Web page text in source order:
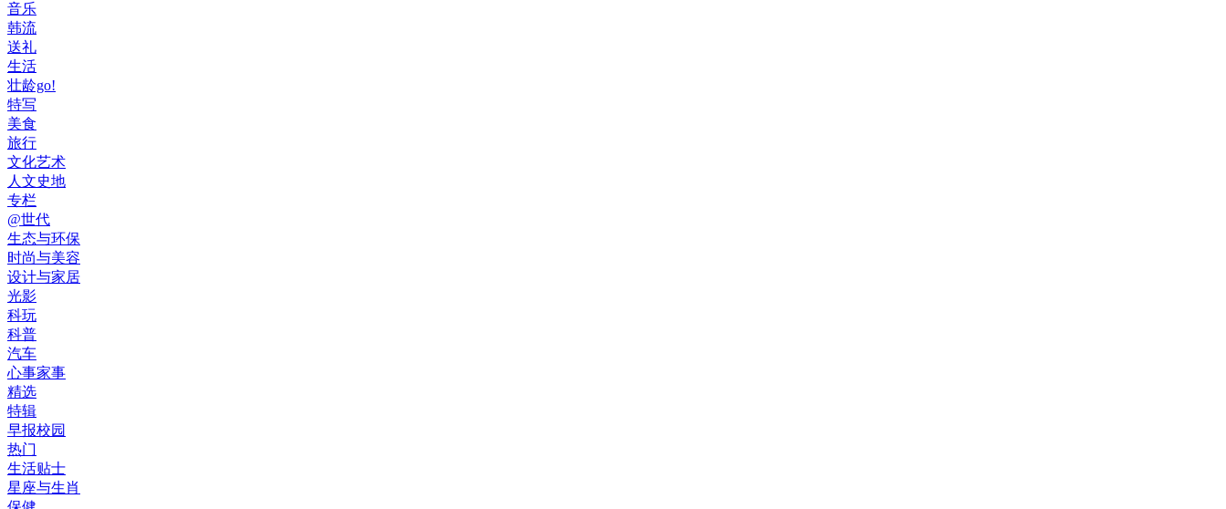
音乐
韩流
送礼
生活
壮龄go!
特写
美食
旅行
文化艺术
人文史地
专栏
@世代
生态与环保
时尚与美容
设计与家居
光影
科玩
科普
汽车
心事家事
精选
特辑
早报校园
热门
生活贴士
星座与生肖